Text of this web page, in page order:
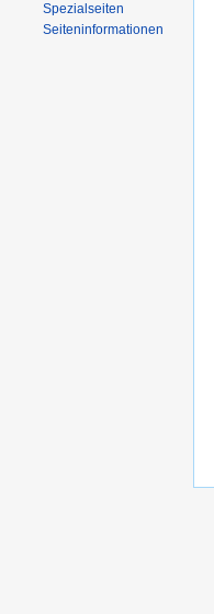
Spezialseiten
Seiteninformationen